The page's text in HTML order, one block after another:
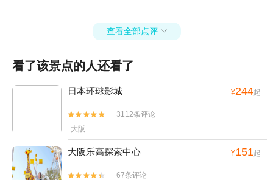
司、鱼生片等应有尽有！ Tips：35楼的伴手礼商店不错，可以买点特
色小物，零食，还有梅田蓝天大厦的扭蛋可以转一个。
查看全部点评 
看了该景点的人还看了
日本环球影城 ¥244起


3112条评论
大阪
大阪乐高探索中心 ¥151起

 67条评论